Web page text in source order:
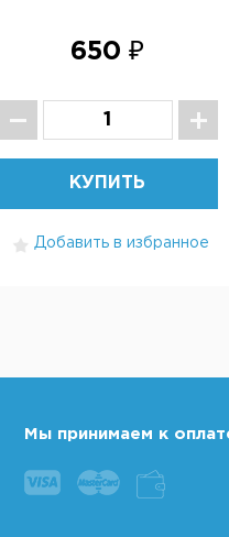
650 ₽
КУПИТЬ
Добавить в избранное
Мы принимаем к